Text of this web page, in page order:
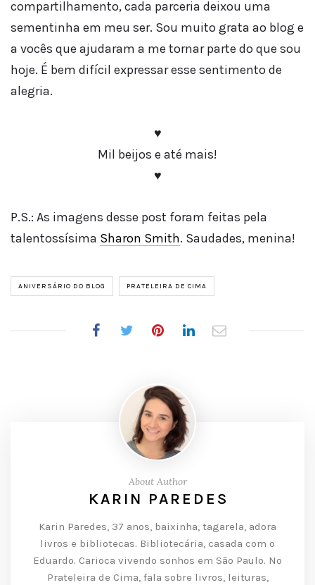
compartilhamento, cada parceria deixou uma
sementinha em meu ser. Sou muito grata ao blog e
a vocês que ajudaram a me tornar parte do que sou
hoje. É bem difícil expressar esse sentimento de
alegria.
♥
Mil beijos e até mais!
♥
P.S.: As imagens desse post foram feitas pela
talentossísima Sharon Smith. Saudades, menina!
ANIVERSÁRIO DO BLOG PRATELEIRA DE CIMA
About Author
KARIN PAREDES
Karin Paredes, 37 anos, baixinha, tagarela, adora
livros e bibliotecas. Bibliotecária, casada com o
Eduardo. Carioca vivendo sonhos em São Paulo. No
Prateleira de Cima, fala sobre livros, leituras,